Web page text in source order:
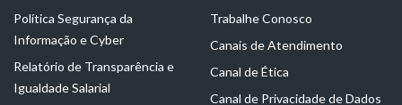
Política Segurança da
Informação e Cyber
Relatório de Transparência e
Igualdade Salarial
Trabalhe Conosco
Canais de Atendimento
Canal de Ética
Canal de Privacidade de Dados